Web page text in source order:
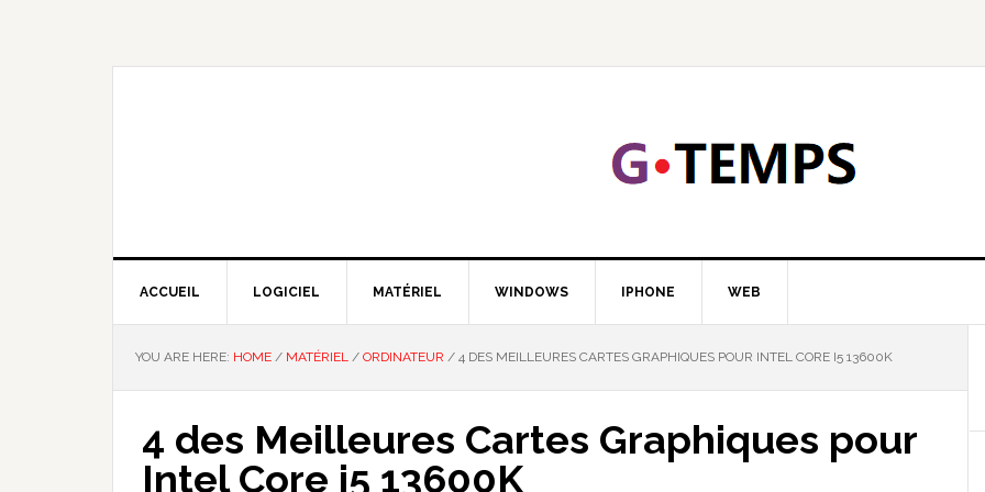
ACCUEIL LOGICIEL MATÉRIEL WINDOWS IPHONE WEB
YOU ARE HERE: HOME / MATÉRIEL / ORDINATEUR / 4 DES MEILLEURES CARTES GRAPHIQUES POUR INTEL CORE I5 13600K
4 des Meilleures Cartes Graphiques pour
Intel Core i5 13600K